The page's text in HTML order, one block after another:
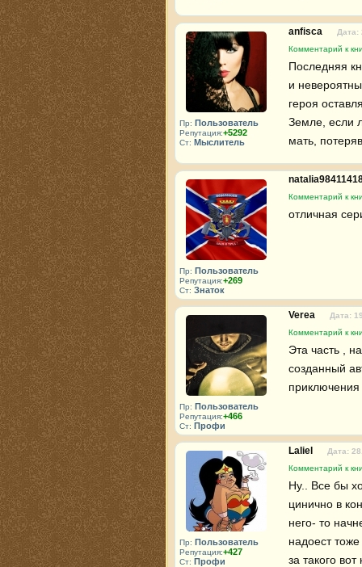
Пр: Пользователь
Репутация:+5292
Ст: Мыслитель
anfisca
Дата:
Комментарий к
Последняя
и
героя
Земле, если
мать,
Пр: Пользователь
Репутация:+269
Ст: Знаток
Комментарий к
отличная
Пр: Пользователь
Репутация:+466
Ст: Профи
Verea
Дата:
Комментарий к
Эта часть ,
созданный
приключения
Пр: Пользователь
Репутация:+427
Ст: Профи
Laliel
Дата:
Комментарий к
Ну.. Все бы
цинично в
него- то
надоест
за такого